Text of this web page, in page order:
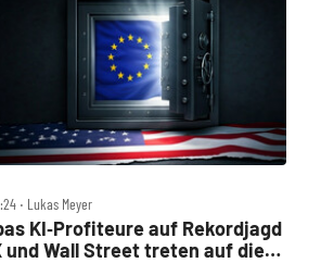
‧ Lukas Meyer
KI‑Profiteure auf Rekordjagd
und Wall Street treten auf die